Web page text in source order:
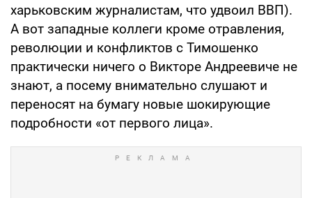
харьковским журналистам, что удвоил ВВП).
А вот западные коллеги кроме отравления,
революции и конфликтов с Тимошенко
практически ничего о Викторе Андреевиче не
знают, а посему внимательно слушают и
переносят на бумагу новые шокирующие
подробности «от первого лица».